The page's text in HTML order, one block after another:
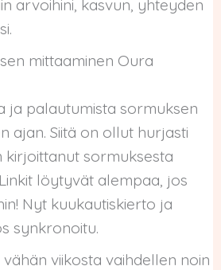
arvoihini, kasvun, yhteyden
mittaaminen Oura
ja palautumista sormuksen
ajan. Siitä on ollut hurjasti
kirjoittanut sormuksesta
löytyvät alempaa, jos
Nyt kuukautiskierto ja
synkronoitu.
viikosta vaihdellen noin